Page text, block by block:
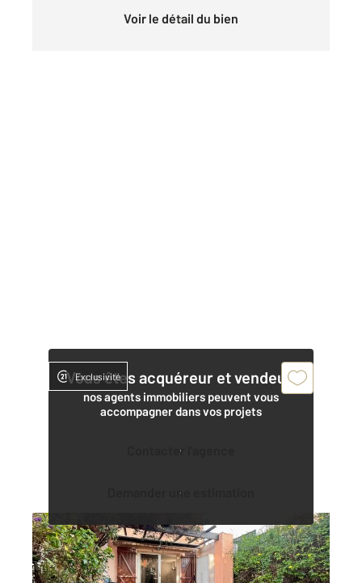
Voir le détail du bien
Vous êtes acquéreur et vendeur,
nos agents immobiliers peuvent vous
accompagner dans vos projets
Contacter l'agence
Demander une estimation
Exclusivité
BANDOL 83
22,68 m2, 1 pièce
Ref : 1550